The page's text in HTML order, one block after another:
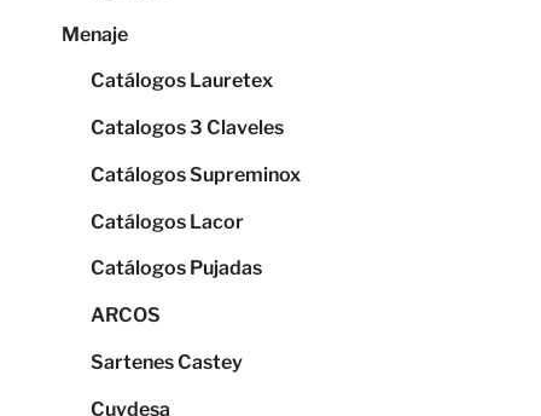
Menaje
Catálogos Lauretex
Catalogos 3 Claveles
Catálogos Supreminox
Catálogos Lacor
Catálogos Pujadas
ARCOS
Sartenes Castey
Cuydesa